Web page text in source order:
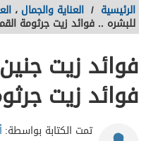
الرئيسية / العناية والجمال ،
للبشره .. فوائد زيت جرثومة
فوائد زيت
فوائد زيت
تمت الكتابة بواسطة: